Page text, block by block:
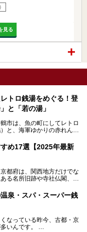
見る
トロ銭湯をめぐる！登
と「若の湯」
市は、魚の町にしてレトロ
と、海軍ゆかりの赤れんが
今も残る2軒の銭湯「日の
の登録有形文化財に指定さ
今も現役のお風呂屋さんで
てきたこの2軒の銭湯とと
事です。
め17選【2025年最新
都府は、関西地方だけでな
る名所旧跡や寺社仏閣、そ
在おすすめのスーパー銭
泉施設まで、好みのスーパ
泉・スパ・スーパー銭
なっている昨今、古都・京
いんです。